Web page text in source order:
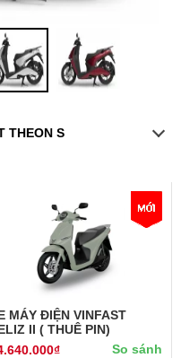
THEON S
MÁY ĐIỆN VINFAST
II ( THUÊ PIN)
So sánh